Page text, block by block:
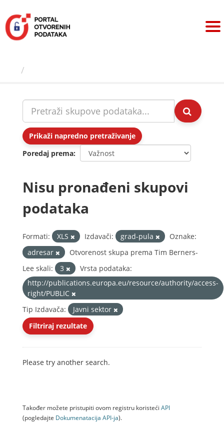
sadržaj
Prikaži napredno pretraživanje
Poredaj prema
Nisu pronađeni skupovi
podataka
Formati: XLS Izdavači: grad-pula
Oznake:
adresar
Otvorenost skupa prema Tim Berners-
Lee skali:
3
Vrsta podataka:
http://publications.europa.eu/resource/authority/access-
right/PUBLIC
Tip Izdavača:
Javni sektor
Filtriraj rezultate
Please try another search.
Također možete pristupiti ovom registru koristeći API
(pogledajte Dokumenаtаcijа API-jа).